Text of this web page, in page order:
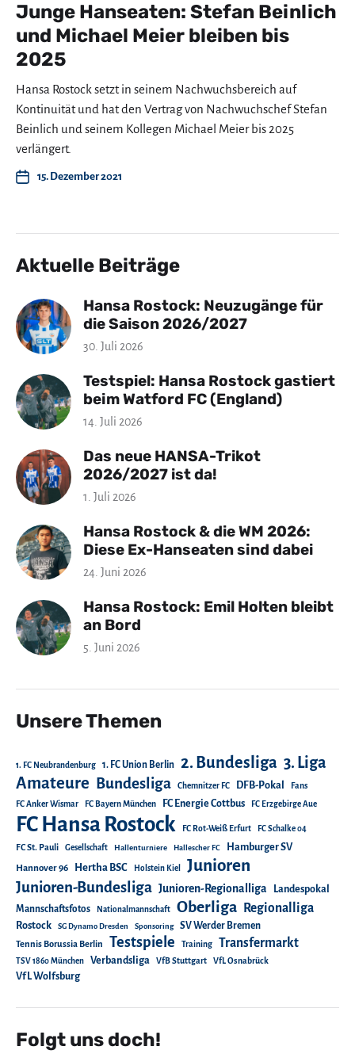
Junge Hanseaten: Stefan Beinlich
und Michael Meier bleiben bis
2025
Hansa Rostock setzt in seinem Nachwuchsbereich auf
Kontinuität und hat den Vertrag von Nachwuchschef Stefan
Beinlich und seinem Kollegen Michael Meier bis 2025
verlängert.
15. Dezember 2021
Aktuelle Beiträge
Hansa Rostock: Neuzugänge für
die Saison 2026/2027
30. Juli 2026
Testspiel: Hansa Rostock gastiert
beim Watford FC (England)
14. Juli 2026
Das neue HANSA-Trikot
2026/2027 ist da!
1. Juli 2026
Hansa Rostock & die WM 2026:
Diese Ex-Hanseaten sind dabei
24. Juni 2026
Hansa Rostock: Emil Holten bleibt
an Bord
5. Juni 2026
Unsere Themen
1. FC Neubrandenburg 1. FC Union Berlin 2. Bundesliga 3. Liga
Amateure Bundesliga Chemnitzer FC DFB-Pokal Fans
FC Anker Wismar FC Bayern München FC Energie Cottbus FC Erzgebirge Aue
FC Hansa Rostock FC Rot-Weiß Erfurt FC Schalke 04
FC St. Pauli Gesellschaft Hallenturniere Hallescher FC Hamburger SV
Hannover 96 Hertha BSC Holstein Kiel Junioren
Junioren-Bundesliga Junioren-Regionalliga
Landespokal
Mannschaftsfotos
Nationalmannschaft Oberliga Regionalliga
Rostock SG Dynamo Dresden Sponsoring SV Werder Bremen
Tennis Borussia Berlin Testspiele Training Transfermarkt
TSV 1860 München Verbandsliga VfB Stuttgart VfL Osnabrück
VfL Wolfsburg
Folgt uns doch!